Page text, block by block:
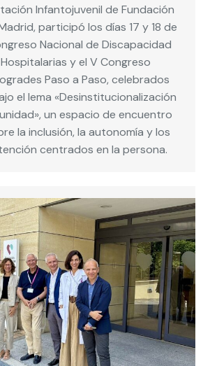
Infantojuvenil de Fundación
participó los días 17 y 18 de
Nacional de Discapacidad
y el V Congreso
Paso a Paso, celebrados
el lema «Desinstitucionalización
un espacio de encuentro
la inclusión, la autonomía y los
centrados en la persona.